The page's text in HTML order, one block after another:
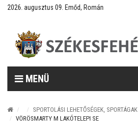
2026. augusztus 09. Emőd, Román
MENÜ
SPORTOLÁSI LEHETŐSÉGEK, SPORTÁGAK
VÖRÖSMARTY M LAKÓTELEPI SE